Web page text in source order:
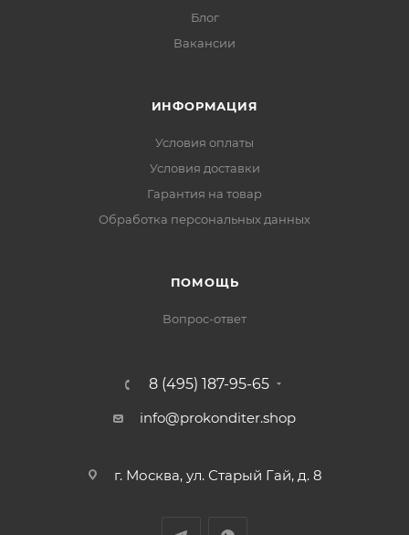
Блог
Вакансии
ИНФОРМАЦИЯ
Условия оплаты
Условия доставки
Гарантия на товар
Обработка персональных данных
ПОМОЩЬ
Вопрос-ответ
8 (495) 187-95-65
info@prokonditer.shop
г. Москва, ул. Старый Гай, д. 8